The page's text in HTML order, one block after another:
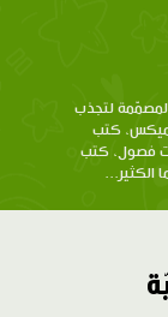
لتجذب
كتب
فصول، كتب
الكثير...